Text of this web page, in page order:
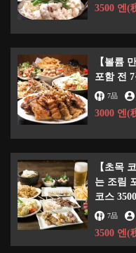
3500 엔(
【볼륨
포함 전
7品
3000 엔(
【초목
는 조림
코스
7品
3500 엔(
この店
※1조 60개까지의 상한
川店
千葉県市川市市川１-２-５
https://akr8213898010.owst.jp/